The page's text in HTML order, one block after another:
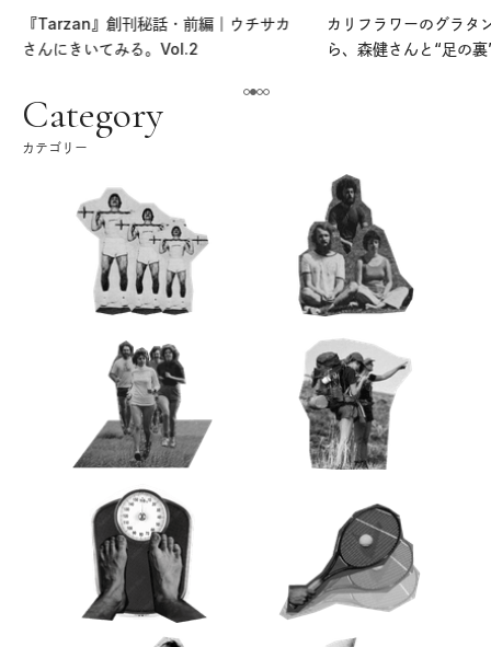
『Tarzan』創刊秘話・前編｜ウチサカ
さんにきいてみる。Vol.2
カリフラワーのグラタ
ら、森健さんと“足の
Category
カテゴリー